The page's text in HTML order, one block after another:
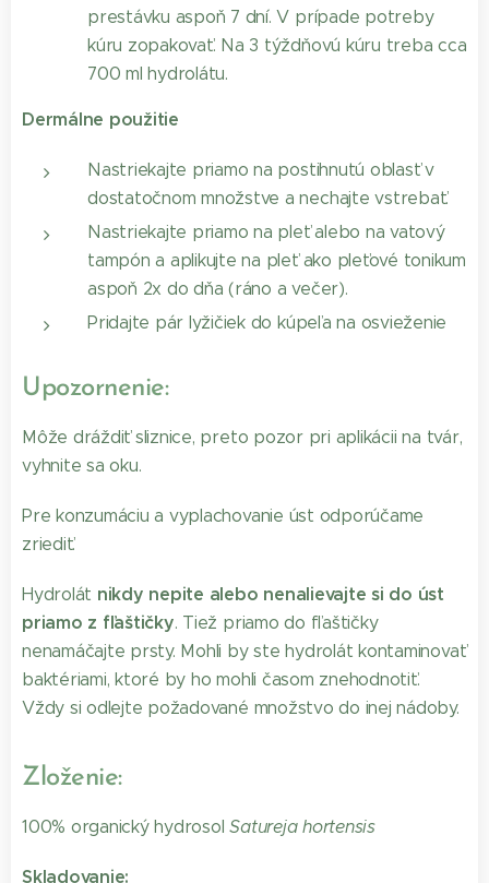
prestávku aspoň 7 dní. V prípade potreby
kúru zopakovať. Na 3 týždňovú kúru treba cca
700 ml hydrolátu.
Dermálne použitie
Nastriekajte priamo na postihnutú oblasť v
dostatočnom množstve a nechajte vstrebať.
Nastriekajte priamo na pleť alebo na vatový
tampón a aplikujte na pleť ako pleťové tonikum
aspoň 2x do dňa (ráno a večer).
Pridajte pár lyžičiek do kúpeľa na osvieženie
Upozornenie:
Môže dráždiť sliznice, preto pozor pri aplikácii na tvár,
vyhnite sa oku.
Pre konzumáciu a vyplachovanie úst odporúčame
zriediť.
Hydrolát nikdy nepite alebo nenalievajte si do úst
priamo z fľaštičky. Tiež priamo do fľaštičky
nenamáčajte prsty. Mohli by ste hydrolát kontaminovať
baktériami, ktoré by ho mohli časom znehodnotiť.
Vždy si odlejte požadované množstvo do inej nádoby.
Zloženie:
100% organický hydrosolSatureja hortensis
Skladovanie: